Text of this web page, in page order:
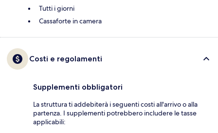
Tutti i giorni
Cassaforte in camera
Costi e regolamenti
Supplementi obbligatori
La struttura ti addebiterà i seguenti costi all'arrivo o alla
partenza. I supplementi potrebbero includere le tasse
applicabili: